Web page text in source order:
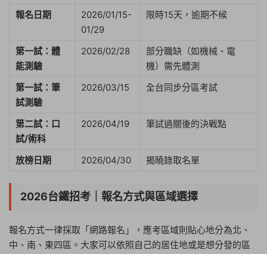
報名日期
2026/01/15-
01/29
限時15天，逾期不候
第一試：體
能測驗
2026/02/28
部分職缺（如機械、電
機）需先體測
第一試：筆
試測驗
2026/03/15 全台同步分區考試
第二試：口
試/術科
2026/04/19 筆試過關後的決戰點
放榜日期 2026/04/30 揭曉錄取名單
2026台鐵招考｜報名方式與區域選擇
報名方式一律採取「網路報名」，應考區域則貼心地分為北、
中、南、東四區。大家可以依照自己的居住地或是想分發的區